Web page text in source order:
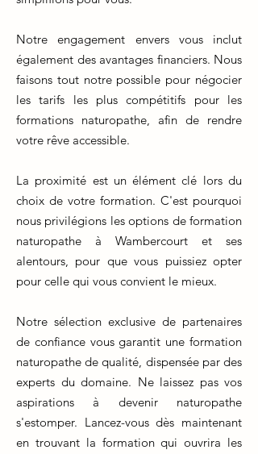
Notre engagement envers vous inclut
également des avantages financiers. Nous
faisons tout notre possible pour négocier
les tarifs les plus compétitifs pour les
formations naturopathe, afin de rendre
votre rêve accessible.
La proximité est un élément clé lors du
choix de votre formation. C'est pourquoi
nous privilégions les options de formation
naturopathe à Wambercourt et ses
alentours, pour que vous puissiez opter
pour celle qui vous convient le mieux.
Notre sélection exclusive de partenaires
de confiance vous garantit une formation
naturopathe de qualité, dispensée par des
experts du domaine. Ne laissez pas vos
aspirations à devenir naturopathe
s'estomper. Lancez-vous dès maintenant
en trouvant la formation qui ouvrira les